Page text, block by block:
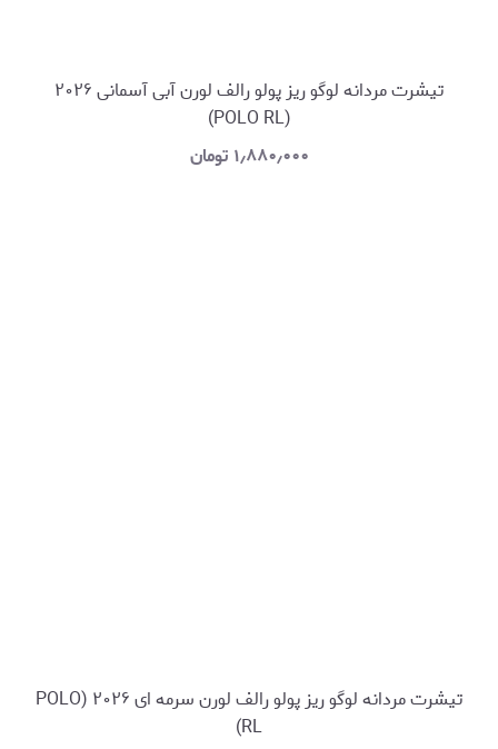
تیشرت مردانه لوگو ریز پولو رالف لورن آبی آسمانی ۲۰۲۶
(POLO RL)
۱٫۸۸۰٫۰۰۰ تومان
تیشرت مردانه لوگو ریز پولو رالف لورن سرمه ای ۲۰۲۶ (POLO
RL)